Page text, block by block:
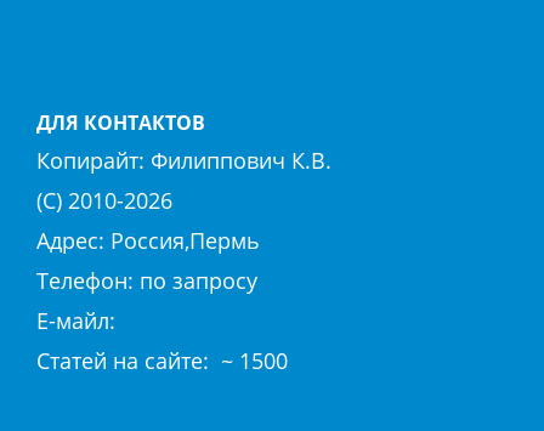
ДЛЯ КОНТАКТОВ
Копирайт: Филиппович К.В.
(С) 2010-2026
Адрес: Россия,Пермь
Телефон: по запросу
E-майл:
Cтaтeй нa caйтe: ~ 1500